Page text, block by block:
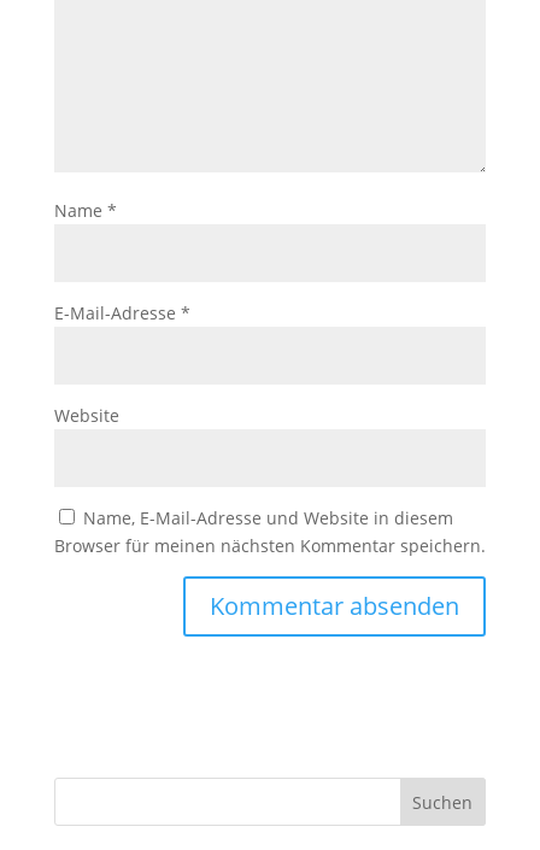
Name *
E-Mail-Adresse *
Website
Name, E-Mail-Adresse und Website in diesem
Browser für meinen nächsten Kommentar speichern.
Suchen